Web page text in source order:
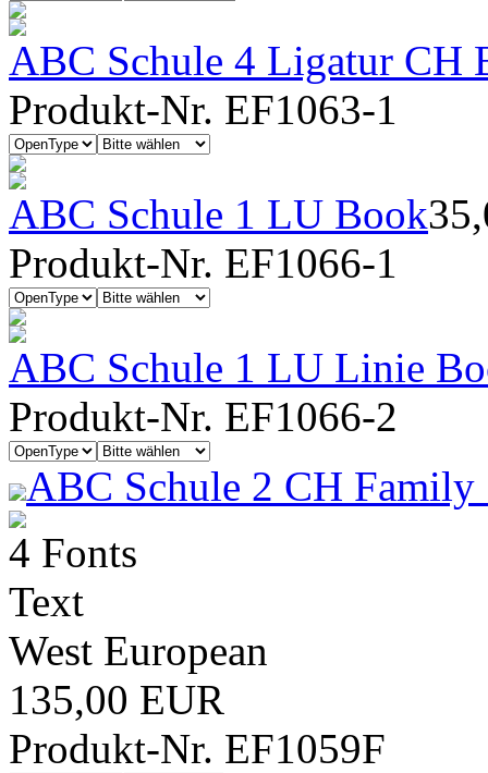
ABC Schule 4 Ligatur CH
Produkt-Nr. EF1063-1
ABC Schule 1 LU Book
Produkt-Nr. EF1066-1
ABC Schule 1 LU Linie
Produkt-Nr. EF1066-2
ABC Schule 2 CH Family
4 Fonts
Text
West European
135,00 EUR
Produkt-Nr. EF1059F